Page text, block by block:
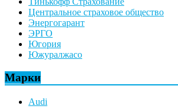
Центральное страховое общество
Энергогарант
ЭРГО
Югория
Южуралжасо
Марки
Audi